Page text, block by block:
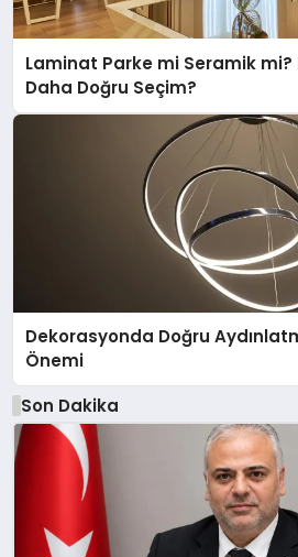
Laminat Parke mi Seramik mi?
Daha Doğru Seçim?
Dekorasyonda Doğru
Önemi
Son Dakika